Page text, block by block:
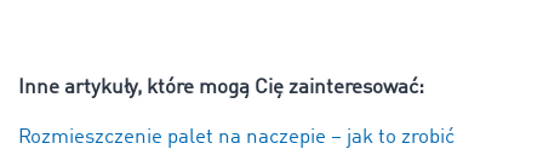
Inne artykuły, które mogą Cię zainteresować:
Rozmieszczenie palet na naczepie – jak to zrobić